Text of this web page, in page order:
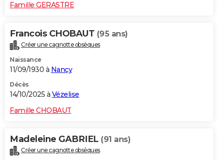
Famille GERASTRE
Francois CHOBAUT (95 ans)
Créer une cagnotte obsèques
Naissance
11/09/1930 à Nancy
Décès
14/10/2025 à Vézelise
Famille CHOBAUT
Madeleine GABRIEL (91 ans)
Créer une cagnotte obsèques